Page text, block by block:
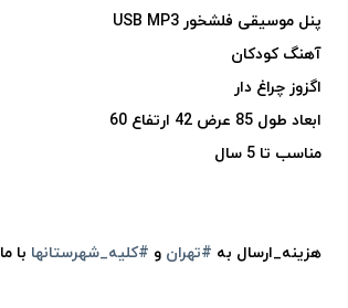
پنل موسیقی فلشخور USB MP3
آهنگ کودکان
اگزوز چراغ دار
ابعاد طول 85 عرض 42 ارتفاع 60
مناسب تا 5 سال
هزینه_ارسال به #تهران و #کلیه_شهرستانها با ما